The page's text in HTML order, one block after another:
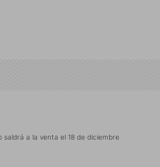
saldrá a la venta el 18 de diciembre